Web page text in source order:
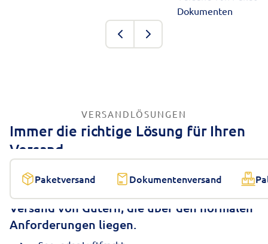
Dokumenten
VERSANDLÖSUNGEN
Immer die richtige Lösung für Ihren
Versand
Paketversand Dokumentenversand
Versand von Gütern, die über den normalen
Anforderungen liegen.